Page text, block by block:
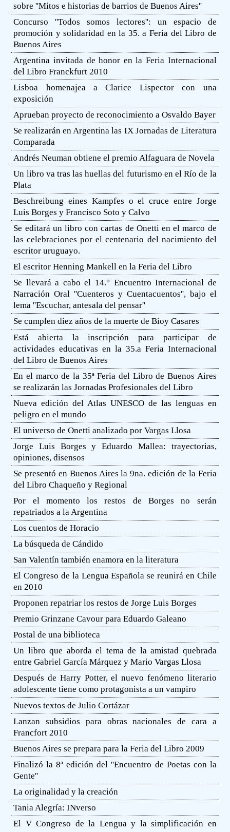
sobre ''Mitos e historias de barrios de Buenos Aires''
Concurso ''Todos somos lectores'': un espacio de
promoción y solidaridad en la 35. a Feria del Libro de
Buenos Aires
Argentina invitada de honor en la Feria Internacional
del Libro Franckfurt 2010
Lisboa homenajea a Clarice Lispector con una
exposición
Aprueban proyecto de reconocimiento a Osvaldo Bayer
Se realizarán en Argentina las IX Jornadas de Literatura
Comparada
Andrés Neuman obtiene el premio Alfaguara de Novela
Un libro va tras las huellas del futurismo en el Río de la
Plata
Beschreibung eines Kampfes o el cruce entre Jorge
Luis Borges y Francisco Soto y Calvo
Se editará un libro con cartas de Onetti en el marco de
las celebraciones por el centenario del nacimiento del
escritor uruguayo.
El escritor Henning Mankell en la Feria del Libro
Se llevará a cabo el 14.° Encuentro Internacional de
Narración Oral ''Cuenteros y Cuentacuentos'', bajo el
lema ''Escuchar, antesala del pensar''
Se cumplen diez años de la muerte de Bioy Casares
Está abierta la inscripción para participar de
actividades educativas en la 35.a Feria Internacional
del Libro de Buenos Aires
En el marco de la 35ª Feria del Libro de Buenos Aires
se realizarán las Jornadas Profesionales del Libro
Nueva edición del Atlas UNESCO de las lenguas en
peligro en el mundo
El universo de Onetti analizado por Vargas Llosa
Jorge Luis Borges y Eduardo Mallea: trayectorias,
opiniones, disensos
Se presentó en Buenos Aires la 9na. edición de la Feria
del Libro Chaqueño y Regional
Por el momento los restos de Borges no serán
repatriados a la Argentina
Los cuentos de Horacio
La búsqueda de Cándido
San Valentín también enamora en la literatura
El Congreso de la Lengua Española se reunirá en Chile
en 2010
Proponen repatriar los restos de Jorge Luis Borges
Premio Grinzane Cavour para Eduardo Galeano
Postal de una biblioteca
Un libro que aborda el tema de la amistad quebrada
entre Gabriel García Márquez y Mario Vargas Llosa
Después de Harry Potter, el nuevo fenómeno literario
adolescente tiene como protagonista a un vampiro
Nuevos textos de Julio Cortázar
Lanzan subsidios para obras nacionales de cara a
Francfort 2010
Buenos Aires se prepara para la Feria del Libro 2009
Finalizó la 8ª edición del ''Encuentro de Poetas con la
Gente''
La originalidad y la creación
Tania Alegría: INverso
El V Congreso de la Lengua y la simplificación en